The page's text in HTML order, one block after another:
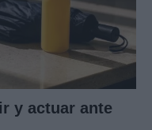
y actuar ante